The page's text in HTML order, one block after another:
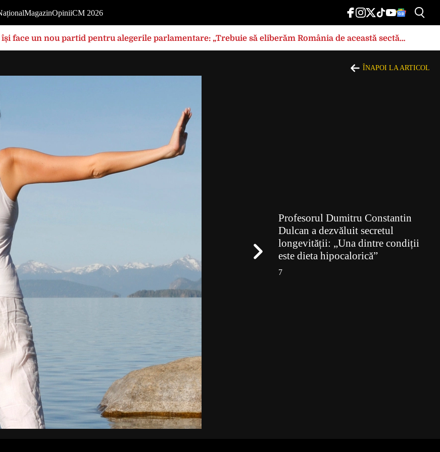
MagazinOpiniiCM 2026
își face un nou partid pentru alegerile parlamentare: „Trebuie să eliberăm România de această sectă
ÎNAPOI LA ARTICOL
Profesorul Dumitru Constantin
Dulcan a dezvăluit secretul
longevității: „Una dintre condiții
este dieta hipocalorică”
7